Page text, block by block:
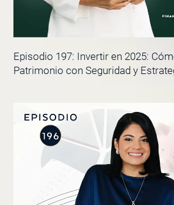
Episodio 197: Invertir en 2025:
Patrimonio con Seguridad y